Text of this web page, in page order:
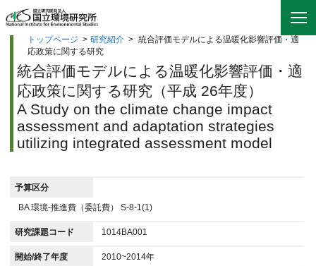
トップページ > 研究紹介 > 統合評価モデルによる温暖化影響評価・適
応政策に関する研究
統合評価モデルによる温暖化影響評価・適
応政策に関する研究（平成 26年度）
A Study on the climate change impact
assessment and adaptation strategies
utilizing integrated assessment model
予算区分
BA 環境-推進費（委託費） S-8-1(1)
研究課題コード 1014BA001
開始/終了年度 2010~2014年